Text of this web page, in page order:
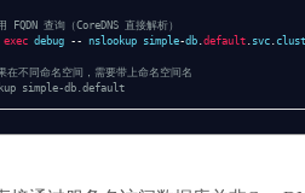
查询（CoreDNS 直接解析）
exec debug -- nslookup simple-db .default . svc .
不同命名空间，需要带上命名空间名
simple-db.default